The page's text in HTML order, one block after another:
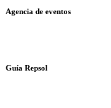
Agencia de eventos
Guía Repsol